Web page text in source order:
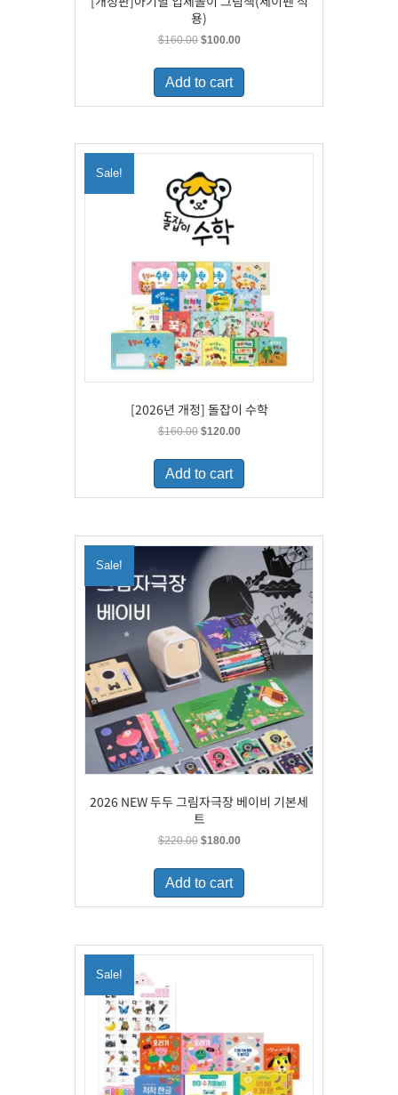
용)
$160.00 Original
was:
$160.00.
$100.00Current
is:
Add to cart
Sale!
[2026년 개정] 돌잡이 수학
$160.00 Original
was:
$160.00.
$120.00Current
is:
Add to cart
Sale!
2026 NEW 두두 그림자극장 베이비 기본세
트
$220.00 Original
was:
$220.00.
$180.00Current
is:
Add to cart
Sale!